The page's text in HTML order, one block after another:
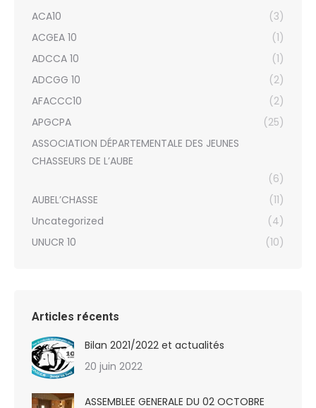
ACA10
(3)
ACGEA 10
(1)
ADCCA 10
(1)
ADCGG 10
(2)
AFACCC10
(2)
APGCPA
(25)
ASSOCIATION DÉPARTEMENTALE DES JEUNES
CHASSEURS DE L’AUBE
(6)
AUBEL’CHASSE
(11)
Uncategorized
(4)
UNUCR 10
(10)
Articles récents
Bilan 2021/2022 et actualités
20 juin 2022
ASSEMBLEE GENERALE DU 02 OCTOBRE